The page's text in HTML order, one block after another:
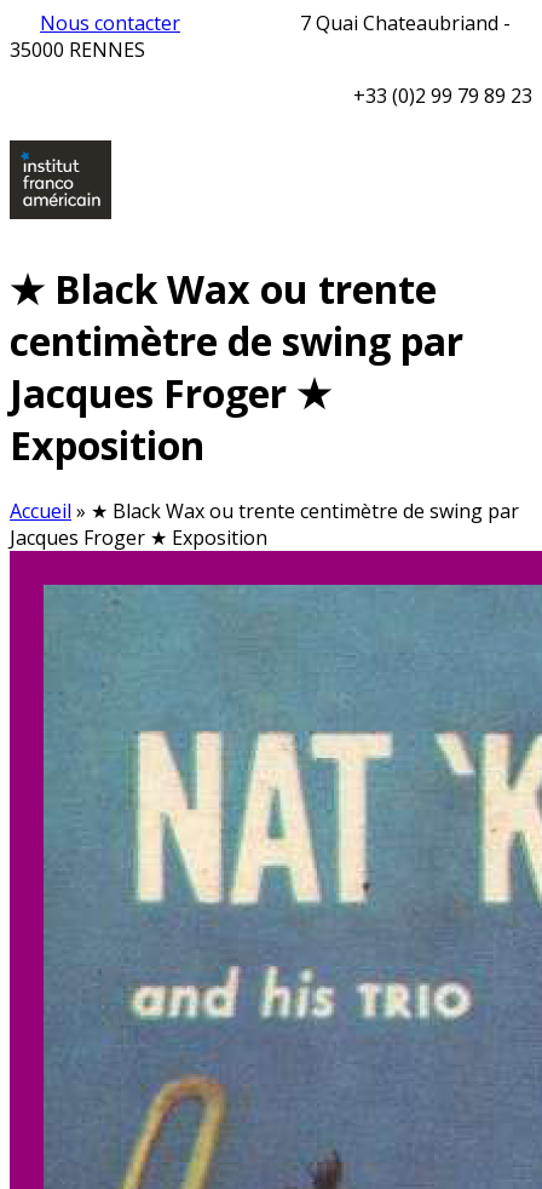
Nous contacter
7 Quai Chateaubriand -
35000 RENNES
+33 (0)2 99 79 89 23
★ Black Wax ou trente
centimètre de swing par
Jacques Froger ★
Exposition
Accueil » ★ Black Wax ou trente centimètre de swing par
Jacques Froger ★ Exposition